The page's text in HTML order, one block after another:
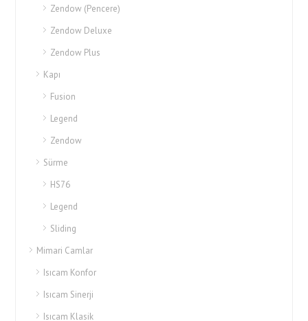
Zendow (Pencere)
Zendow Deluxe
Zendow Plus
Kapı
Fusion
Legend
Zendow
Sürme
HS76
Legend
Sliding
Mimari Camlar
Isıcam Konfor
Isıcam Sinerji
Isıcam Klasik